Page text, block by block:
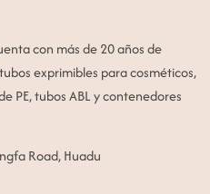
con más de 20 años de
exprimibles para cosméticos,
PE, tubos ABL y contenedores
Road, Huadu